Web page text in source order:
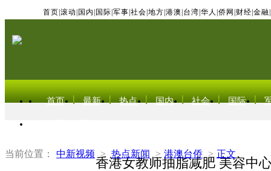
首页 滚动 国内 国际 军事 社会 地方 港澳 台湾 华人 侨网 财经 金融
首页 最新 热点 国内 社会 国际
当前位置： 中新视频 > 热点新闻 > 港澳台侨 > 正文
香港女教师抽脂减肥 美容中